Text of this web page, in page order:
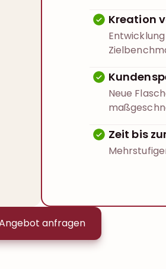
Kreation
Neue
Zeit bis
anfragen